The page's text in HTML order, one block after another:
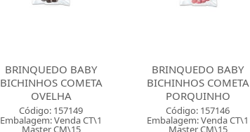
BRINQUEDO BABY
BICHINHOS COMETA
OVELHA
Código: 157149
Embalagem: Venda CT\1
Master CM\15
BRINQUEDO BABY
BICHINHOS COMETA
PORQUINHO
Código: 157146
Embalagem: Venda CT\1
Master CM\15